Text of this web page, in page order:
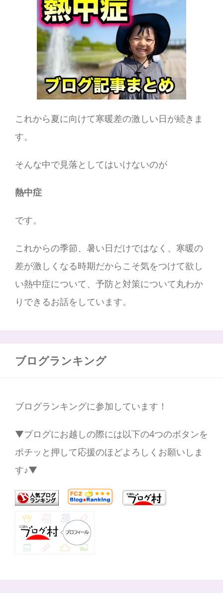
これから夏に向けて寒暖差の激しい日が続きま
す。
そんな中で見落としてはいけないのが
熱中症
です。
これからの季節、暑い日だけではなく、寒暖の
差が激しくなる時期だからこそ気をつけて欲し
い熱中症について、予防と対策について丸わか
りできるお話をしています。
ブログランキング
ブログランキングに参加しています！
▼ブログにお越しの際には以下の4つのボタンを
ポチッと押して応援のほどよろしくお願いしま
す♪▼